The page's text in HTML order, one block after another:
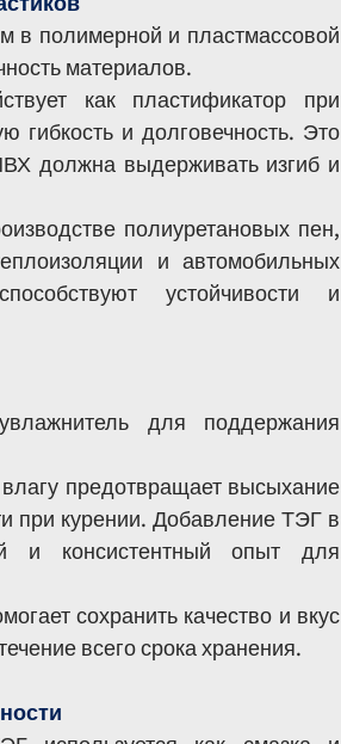
в полимерной и пластмассовой
материалов.
как пластификатор при
гибкость и долговечность. Это
должна выдерживать изгиб и
полиуретановых пен,
и автомобильных
устойчивости и
для поддержания
предотвращает высыхание
при курении. Добавление ТЭГ в
и консистентный опыт для
сохранить качество и вкус
всего срока хранения.